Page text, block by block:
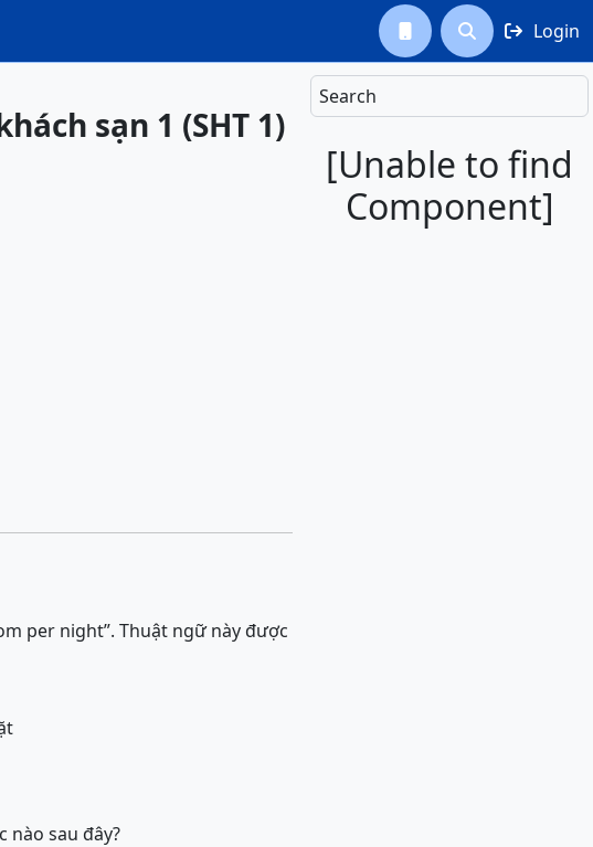
  Login
Search
[Unable to find
Component]
sạn 1 (SHT 1)
per night”. Thuật ngữ này được
nào sau đây?